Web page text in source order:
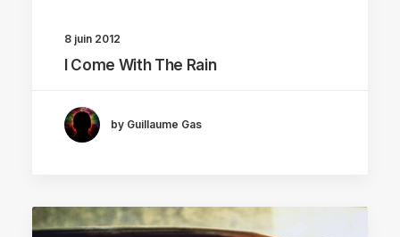
8 juin 2012
I Come With The Rain
by Guillaume Gas